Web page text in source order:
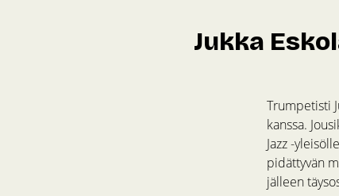
Jukka
Trumpetisti
kanssa.
Jazz -
pidättyvän
jälleen